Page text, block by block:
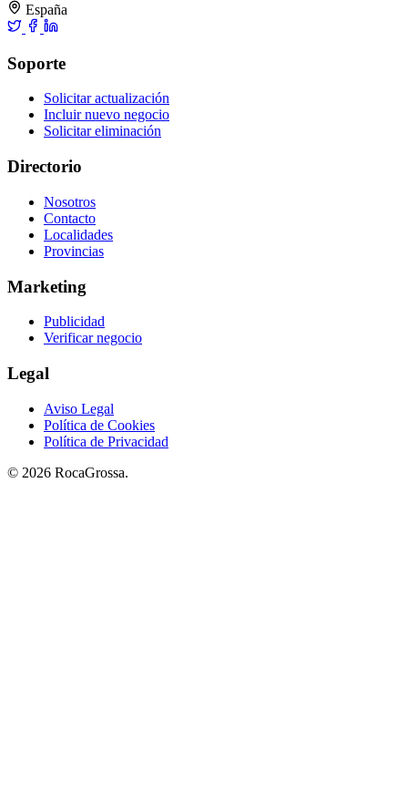
España
Soporte
Solicitar actualización
Incluir nuevo negocio
Solicitar eliminación
Directorio
Nosotros
Contacto
Localidades
Provincias
Marketing
Publicidad
Verificar negocio
Legal
Aviso Legal
Política de Cookies
Política de Privacidad
© 2026 RocaGrossa.